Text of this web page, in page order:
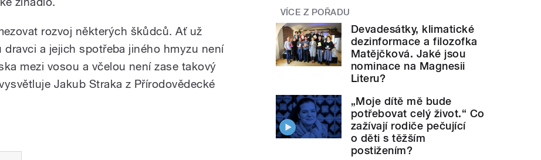
rozvoj některých škůdců. Ať už
a jejich spotřeba jiného hmyzu není
mezi vosou a včelou není zase takový
Jakub Straka z Přírodovědecké
VÍCE Z POŘADU
Devadesátky, klimatické
dezinformace a filozofka
Matějčková. Jaké jsou
nominace na Magnesii
Literu?
„Moje dítě mě bude
potřebovat celý život.“ Co
zažívají rodiče pečující
o děti s těžším
postižením?